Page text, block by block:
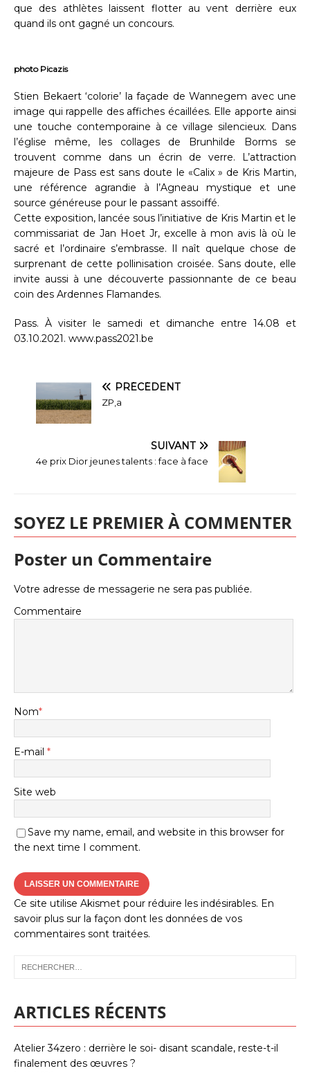
que des athlètes laissent flotter au vent derrière eux
quand ils ont gagné un concours.
photo Picazis
Stien Bekaert ‘colorie’ la façade de Wannegem avec une
image qui rappelle des affiches écaillées. Elle apporte ainsi
une touche contemporaine à ce village silencieux. Dans
l’église même, les collages de Brunhilde Borms se
trouvent comme dans un écrin de verre. L’attraction
majeure de Pass est sans doute le «Calix » de Kris Martin,
une référence agrandie à l’Agneau mystique et une
source généreuse pour le passant assoiffé.
Cette exposition, lancée sous l’initiative de Kris Martin et le
commissariat de Jan Hoet Jr, excelle à mon avis là où le
sacré et l’ordinaire s’embrasse. Il naît quelque chose de
surprenant de cette pollinisation croisée. Sans doute, elle
invite aussi à une découverte passionnante de ce beau
coin des Ardennes Flamandes.
Pass. À visiter le samedi et dimanche entre 14.08 et
03.10.2021. www.pass2021.be
PRÉCÉDENT
ZP,a
SUIVANT
4e prix Dior jeunes talents : face à face
SOYEZ LE PREMIER À COMMENTER
Poster un Commentaire
Votre adresse de messagerie ne sera pas publiée.
Commentaire
Nom*
E-mail *
Site web
Save my name, email, and website in this browser for
the next time I comment.
Ce site utilise Akismet pour réduire les indésirables. En
savoir plus sur la façon dont les données de vos
commentaires sont traitées.
ARTICLES RÉCENTS
Atelier 34zero : derrière le soi- disant scandale, reste-t-il
finalement des œuvres ?